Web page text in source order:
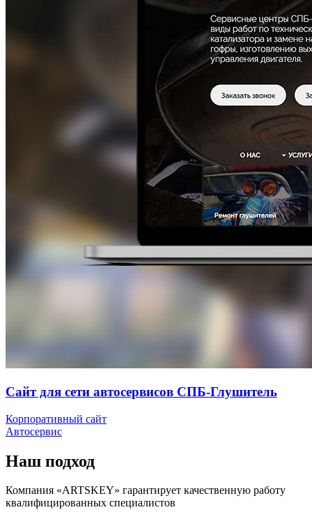
Сайт для сети автосервисов СПБ-Глушитель
Корпоративный сайт
Автосервис
Наш подход
Компания «ARTSKEY» гарантирует качественную работу
квалифицированных специалистов